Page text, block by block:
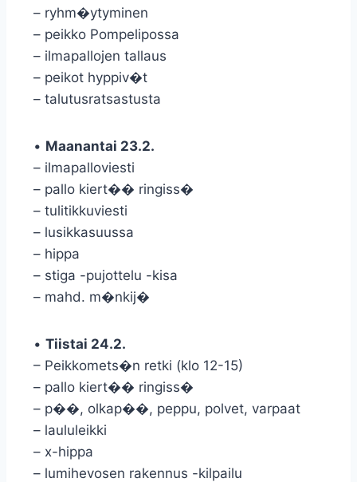
– ryhm�ytyminen
– peikko Pompelipossa
– ilmapallojen tallaus
– peikot hyppiv�t
– talutusratsastusta
• Maanantai 23.2.
– ilmapalloviesti
– pallo kiert�� ringiss�
– tulitikkuviesti
– lusikkasuussa
– hippa
– stiga -pujottelu -kisa
– mahd. m�nkij�
• Tiistai 24.2.
– Peikkomets�n retki (klo 12-15)
– pallo kiert�� ringiss�
– p��, olkap��, peppu, polvet, varpaat
– laululeikki
– x-hippa
– lumihevosen rakennus -kilpailu